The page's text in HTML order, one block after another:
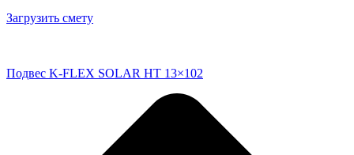
Загрузить смету
Подвес K-FLEX SOLAR HT 13×102